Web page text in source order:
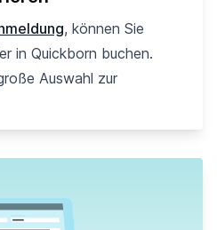
, können Sie
in Quickborn buchen.
Auswahl zur